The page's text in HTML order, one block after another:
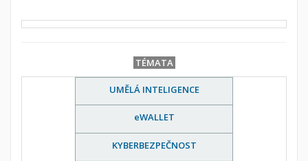
TÉMATA
UMĚLÁ INTELIGENCE
eWALLET
KYBERBEZPEČNOST